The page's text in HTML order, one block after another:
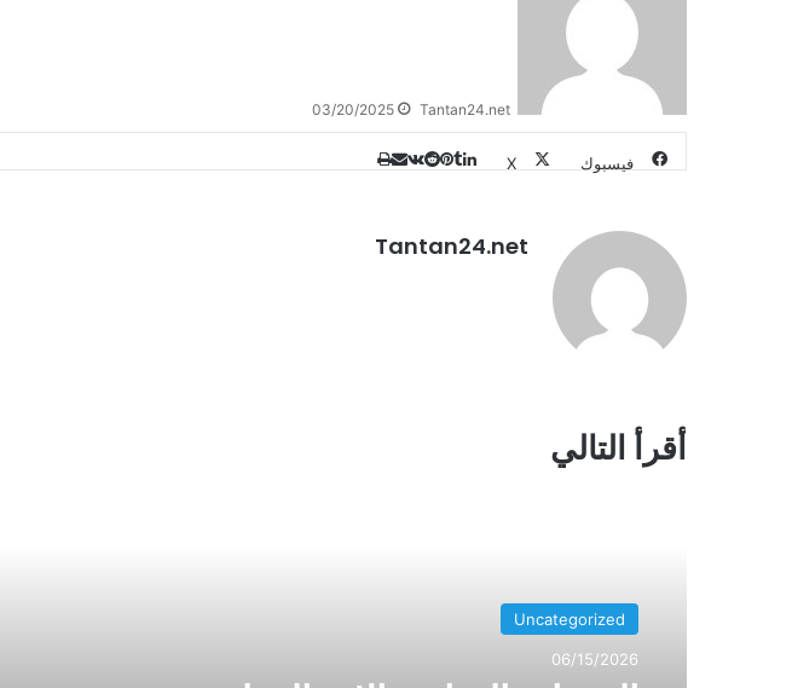
Tantan24.net
03/20/2025
فيسبوك X لينكدإن
بينتيريست
مشاركة
طباعة
Tantan24.net
أقرأ التالي
Uncategorized
06/15/2026